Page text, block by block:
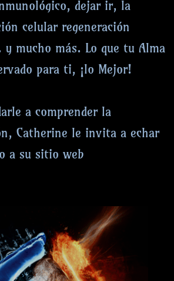
dejar ir, la
celular regeneración
mucho más. Lo que tu Alma
para ti, ¡lo Mejor!
a comprender la
Catherine le invita a echar
a su sitio web